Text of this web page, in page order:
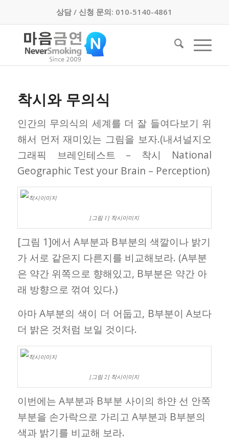
상담 / 신청 문의: 010-5140-4861
착시와 무의식
인간의 무의식의 세계를 더 잘 들여다보기 위
해서 먼저 재미있는 그림을 보자.(내셔널지오
그래픽 브레인테스트 – 착시 National
Geographic Test your Brain – Perception)
[그림 1] 착시이미지
[그림 1]에서 A부분과 B부분의 색깔이나 밝기
가 서로 같은지 다른지를 비교해보라. (A부분
은 약간 위쪽으로 향해있고, B부분은 약간 아
래 방향으로 꺾여 있다.)
아마 A부분의 색이 더 어둡고, B부분이 A보다
더 밝은 것처럼 보일 것이다.
[그림 2] 착시이미지
이번에는 A부분과 B부분 사이의 하얀 선 안쪽
부분을 손가락으로 가리고 A부분과 B부분의
색과 밝기를 비교해 보라.